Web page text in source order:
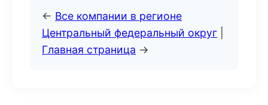
← Все компании в регионе
Центральный федеральный округ
Главная страница →